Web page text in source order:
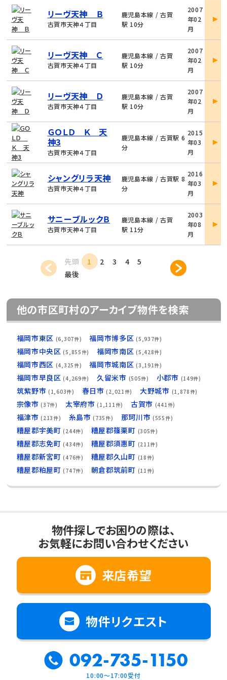
リーヴ天神 Ｂ
古賀市天神４丁目
鹿児島本線 / 古賀
駅 10分
2007
年02
月
詳
リーヴ天神 Ｃ
古賀市天神４丁目
鹿児島本線 / 古賀
駅 10分
2007
年02
月
詳
リーヴ天神 Ｄ
古賀市天神４丁目
鹿児島本線 / 古賀
駅 10分
2007
年02
月
詳
ＧＯＬＤ Ｋ 天
神3
古賀市天神４丁目
鹿児島本線 / 古賀駅 6
分
2015
年03
月
詳
シャングリラ天神
古賀市天神４丁目
鹿児島本線 / 古賀駅 8
分
2016
年03
月
詳
サニーブルックＢ
古賀市天神４丁目
鹿児島本線 / 古賀
駅 11分
2003
年08
月
詳
先頭 1 2 3 4
5
最後
他の市区町村のアーカイブ物件を検索
福岡市東区 (6,307件) 福岡市博多区 (5,937件)
福岡市中央区 (5,855件) 福岡市南区 (5,428件)
福岡市西区 (4,325件) 福岡市城南区 (3,191件)
福岡市早良区 (4,269件) 久留米市 (505件) 小郡市 (149件)
筑紫野市 (1,603件) 春日市 (2,021件) 大野城市 (1,878件)
宗像市 (37件) 太宰府市 (1,111件) 古賀市 (441件)
福津市 (213件) 糸島市 (735件) 那珂川市 (555件)
糟屋郡宇美町 (244件) 糟屋郡篠栗町 (305件)
糟屋郡志免町 (434件) 糟屋郡須惠町 (211件)
糟屋郡新宮町 (476件) 糟屋郡久山町 (18件)
糟屋郡粕屋町 (747件) 朝倉郡筑前町 (11件)
物件探しでお困りの際は、
お気軽にお問い合わせください
来店希望
物件リクエスト
092-735-1150
10:00～17:00受付